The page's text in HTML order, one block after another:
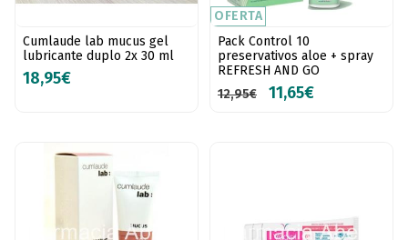
Cumlaude lab mucus gel
lubricante duplo 2x 30 ml
18,95€
OFERTA
Pack Control 10
preservativos aloe + spray
REFRESH AND GO
12,95€
11,65€